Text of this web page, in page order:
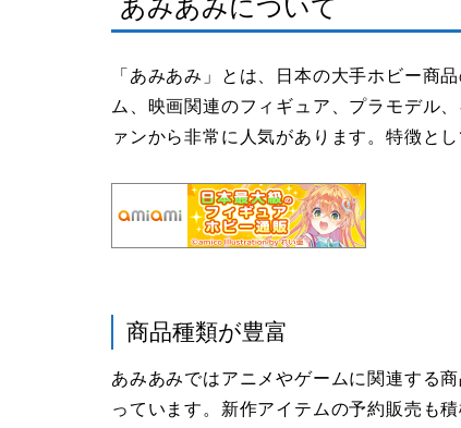
あみあみについて
「あみあみ」とは、日本の大手ホビー商
ム、映画関連のフィギュア、プラモデル
ァンから非常に人気があります。特徴と
商品種類が豊富
あみあみではアニメやゲームに関連する
っています。新作アイテムの予約販売も